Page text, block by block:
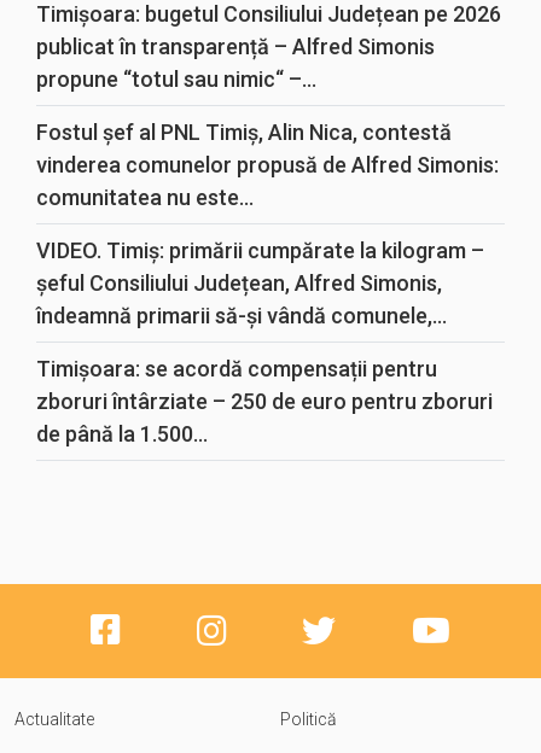
Timișoara: bugetul Consiliului Județean pe 2026
publicat în transparență – Alfred Simonis
propune “totul sau nimic“ –...
Fostul șef al PNL Timiș, Alin Nica, contestă
vinderea comunelor propusă de Alfred Simonis:
comunitatea nu este...
VIDEO. Timiș: primării cumpărate la kilogram –
șeful Consiliului Județean, Alfred Simonis,
îndeamnă primarii să-și vândă comunele,...
Timișoara: se acordă compensații pentru
zboruri întârziate – 250 de euro pentru zboruri
de până la 1.500...
Actualitate Politică